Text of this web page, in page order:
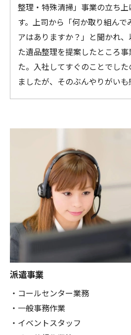
整理・特殊清掃」事業の立ち
す。上司から「何か取り組ん
アはありますか？」と聞かれ
た遺品整理を提案したところ
た。入社してすぐのことでし
ましたが、そのぶんやりがいも
派遣事業
・コールセンター業務
・一般事務作業
・イベントスタッフ